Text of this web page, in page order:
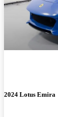
2024 Lotus Emira